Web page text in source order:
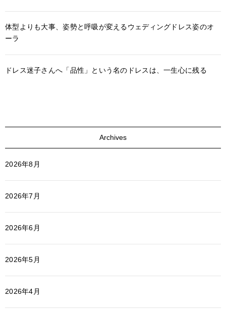
体型よりも大事、姿勢と呼吸が変えるウェディングドレス姿のオ
ーラ
ドレス迷子さんへ「品性」という名のドレスは、一生心に残る
Archives
2026年8月
2026年7月
2026年6月
2026年5月
2026年4月